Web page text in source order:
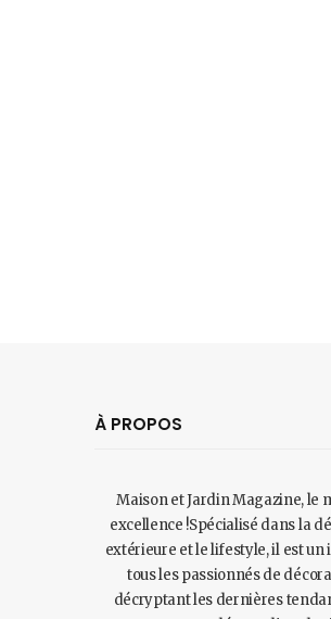
À PROPOS
Maison et Jardin Magazine, le
excellence !Spécialisé dans la
extérieure et le lifestyle, il est
tous les passionnés de
décryptant les dernières